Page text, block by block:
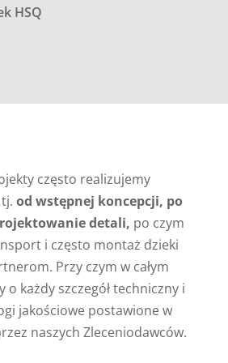
HSQ
często realizujemy
od wstępnej koncepcji, po
detali, po czym
i często montaż dzieki
Przy czym w całym
o każdy szczegół techniczny i
jakościowe postawione w
naszych Zleceniodawców.